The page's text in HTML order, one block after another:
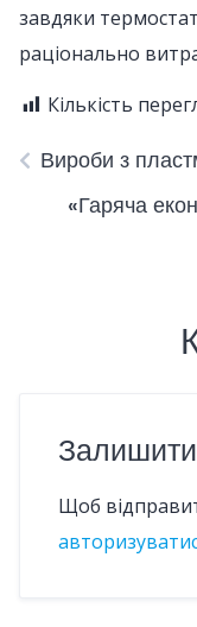
завдяки
раціонально
Кількість
Вироби з
«Гаряча
Залишити
Щоб